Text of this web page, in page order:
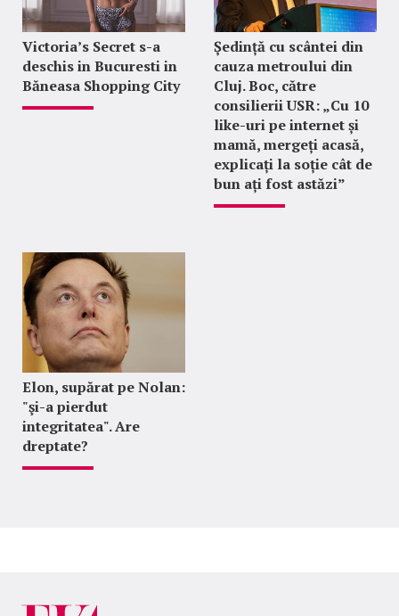
Victoria’s Secret s-a
deschis in Bucuresti in
Băneasa Shopping City
Ședință cu scântei din
cauza metroului din
Cluj. Boc, către
consilierii USR: „Cu 10
like-uri pe internet și
mamă, mergeți acasă,
explicați la soție cât de
bun ați fost astăzi”
Elon, supărat pe Nolan:
"şi-a pierdut
integritatea". Are
dreptate?